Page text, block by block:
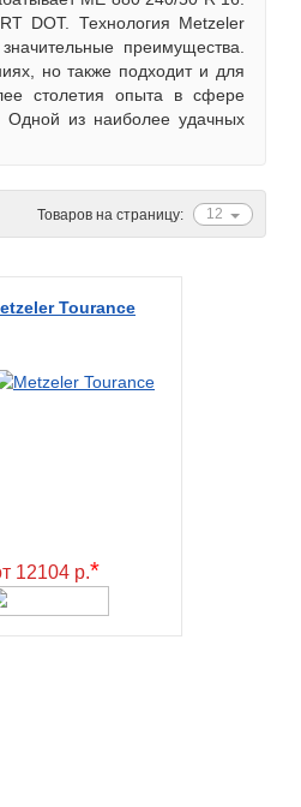
DOT. Технология Меtzeler
преимущества.
но также подходит и для
столетия опыта в сфере
из наиболее удачных
12
Товаров на страницу:
Tourance
12104 р.*